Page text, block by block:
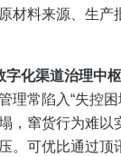
材料来源、生产
字化渠道治理中枢
理常陷入“失控
，窜货行为难以
。可优比通过顶